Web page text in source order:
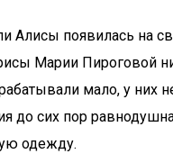
Алисы появилась на
Марии Пироговой
мало, у них
до сих пор
одежду.